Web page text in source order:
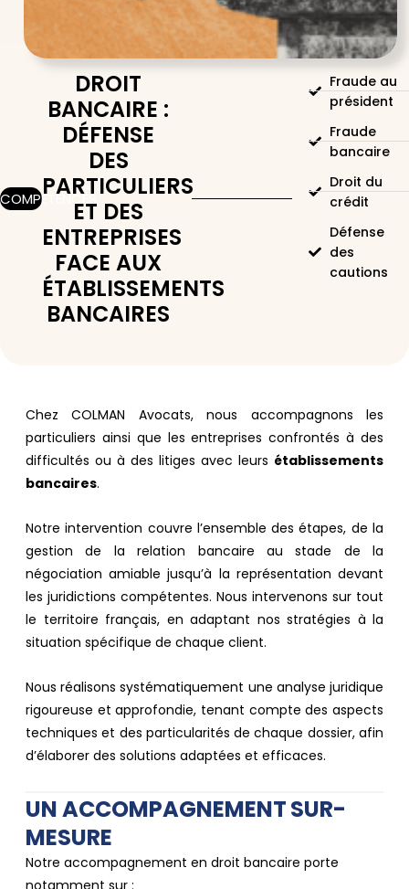
COMPÉTENCES
DROIT
BANCAIRE :
DÉFENSE
DES
PARTICULIERS
ET DES
ENTREPRISES
FACE AUX
ÉTABLISSEMENTS
BANCAIRES ​
Fraude au
président
Fraude
bancaire
Droit du
crédit
Défense
des
cautions
Chez COLMAN Avocats, nous accompagnons les
particuliers ainsi que les entreprises confrontés à des
difficultés ou à des litiges avec leurs établissements
bancaires.
Notre intervention couvre l’ensemble des étapes, de la
gestion de la relation bancaire au stade de la
négociation amiable jusqu’à la représentation devant
les juridictions compétentes. Nous intervenons sur tout
le territoire français, en adaptant nos stratégies à la
situation spécifique de chaque client.
Nous réalisons systématiquement une analyse juridique
rigoureuse et approfondie, tenant compte des aspects
techniques et des particularités de chaque dossier, afin
d’élaborer des solutions adaptées et efficaces.
UN ACCOMPAGNEMENT SUR-
MESURE ​
Notre accompagnement en droit bancaire porte
notamment sur :